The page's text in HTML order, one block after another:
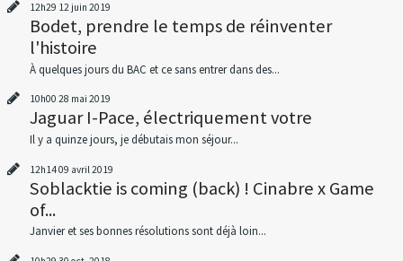
12h29 12 juin 2019
Bodet, prendre le temps de réinventer
l'histoire
À quelques jours du BAC et ce sans entrer dans des...
10h00 28 mai 2019
Jaguar I-Pace, électriquement votre
Il y a quinze jours, je débutais mon séjour...
12h1409 avril 2019
Soblacktie is coming (back) ! Cinabre x Game
of...
Janvier et ses bonnes résolutions sont déjà loin...